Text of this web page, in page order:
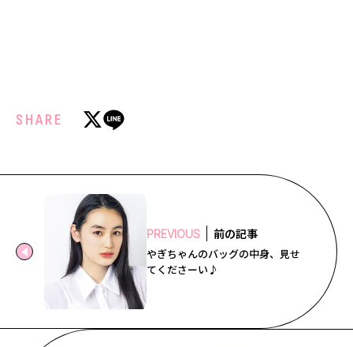
SHARE
PREVIOUS 前の記事
やぎちゃんのバッグの中身、見せ
てくださーい♪